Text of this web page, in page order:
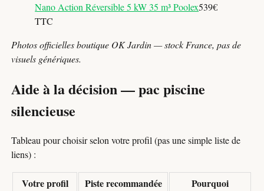
Nano Action Réversible 5 kW 35 m³ Poolex539€
TTC
Photos officielles boutique OK Jardin — stock France, pas de
visuels génériques.
Aide à la décision — pac piscine
silencieuse
Tableau pour choisir selon votre profil (pas une simple liste de
liens) :
Votre profil Piste recommandée Pourquoi